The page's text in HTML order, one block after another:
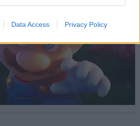
Data Access Privacy Policy